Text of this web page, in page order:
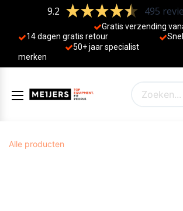
9.2 495
Gratis verzending
14 dagen gratis retour
Sne
50+ jaar specialist
merken
Alle producten